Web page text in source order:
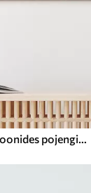
Abstraktne roosades toonides pojengide kimp